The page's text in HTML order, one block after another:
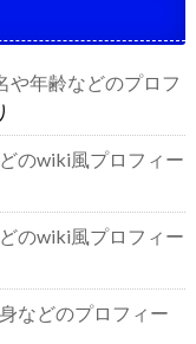
や年齢などのプロフ
のwiki風プロフィー
のwiki風プロフィー
などのプロフィー